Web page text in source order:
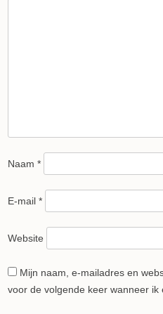
Naam *
E-mail *
Website
Mijn naam, e-mailadres en
voor de volgende keer wanneer ik